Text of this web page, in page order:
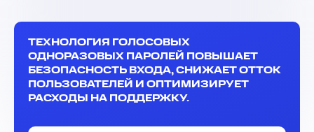
ТЕХНОЛОГИЯ ГОЛОСОВЫХ
ОДНОРАЗОВЫХ ПАРОЛЕЙ ПОВЫШАЕТ
БЕЗОПАСНОСТЬ ВХОДА, СНИЖАЕТ ОТТОК
ПОЛЬЗОВАТЕЛЕЙ И ОПТИМИЗИРУЕТ
РАСХОДЫ НА ПОДДЕРЖКУ.